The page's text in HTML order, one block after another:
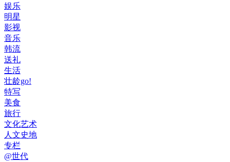
娱乐
明星
影视
音乐
韩流
送礼
生活
壮龄go!
特写
美食
旅行
文化艺术
人文史地
专栏
@世代